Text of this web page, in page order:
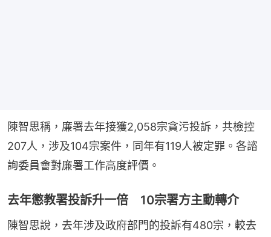
陳智思稱，廉署去年接獲2,058宗貪污投訴，共檢控
207人，涉及104宗案件，同年有119人被定罪。各諮
詢委員會對廉署工作高度評價。
去年懲教署投訴升一倍 10宗署方主動轉介
陳智思說，去年涉及政府部門的投訴有480宗，較去